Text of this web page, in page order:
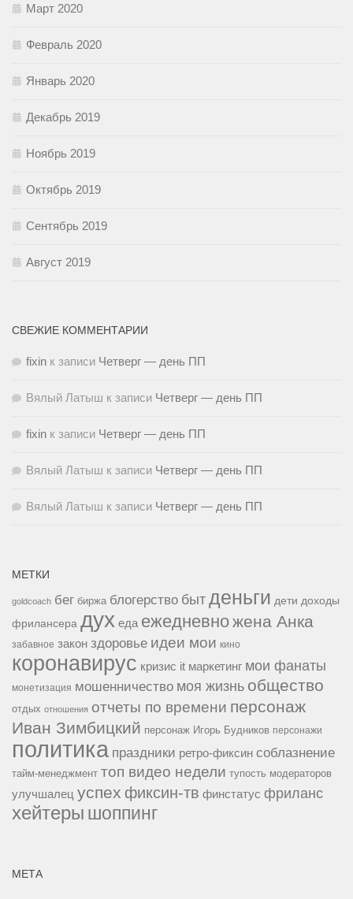
Март 2020
Февраль 2020
Январь 2020
Декабрь 2019
Ноябрь 2019
Октябрь 2019
Сентябрь 2019
Август 2019
СВЕЖИЕ КОММЕНТАРИИ
fixin к записи Четверг — день ПП
Вялый Латыш к записи Четверг — день ПП
fixin к записи Четверг — день ПП
Вялый Латыш к записи Четверг — день ПП
Вялый Латыш к записи Четверг — день ПП
МЕТКИ
goldcoach бег биржа блогерство быт деньги дети доходы
фрилансера дух еда ежедневножена Анка
забавное закон здоровье идеи мои кино
коронавирус кризис it маркетинг мои фанаты
монетизация мошенничество моя жизнь общество
отдых отношения отчеты по времени персонаж
Иван Зимбицкий персонаж Игорь Будников персонажи
политика праздники ретро-фиксин соблазнение
тайм-менеджмент топ видео недели тупость модераторов
улучшалец успех фиксин-тв финстатус фриланс
хейтеры шоппинг
МЕТА